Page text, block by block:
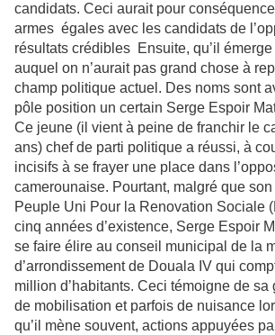
candidats. Ceci aurait pour
armes égales avec les candidats de
résultats crédibles Ensuite, qu’il
auquel on n’aurait pas grand chose à
champ politique actuel. Des noms sont
pôle position un certain Serge Espoir
Ce jeune (il vient à peine de franchir le
ans) chef de parti politique a réussi, à
incisifs à se frayer une place dans
camerounaise. Pourtant, malgré que
Peuple Uni Pour la Renovation Sociale
cinq années d’existence, Serge Espoir
se faire élire au conseil municipal de la
d’arrondissement de Douala IV qui
million d’habitants. Ceci témoigne de sa
de mobilisation et parfois de nuisance
qu’il mène souvent, actions appuyées